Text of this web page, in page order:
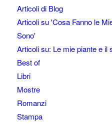
Articoli di Blog
Articoli su 'Cosa Fanno le
Sono'
Articoli su: Le mie piante e il
Best of
Libri
Mostre
Romanzi
Stampa